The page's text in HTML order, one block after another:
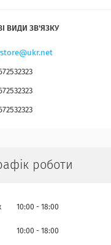
роботи
10:00 18:00
10:00 18:00